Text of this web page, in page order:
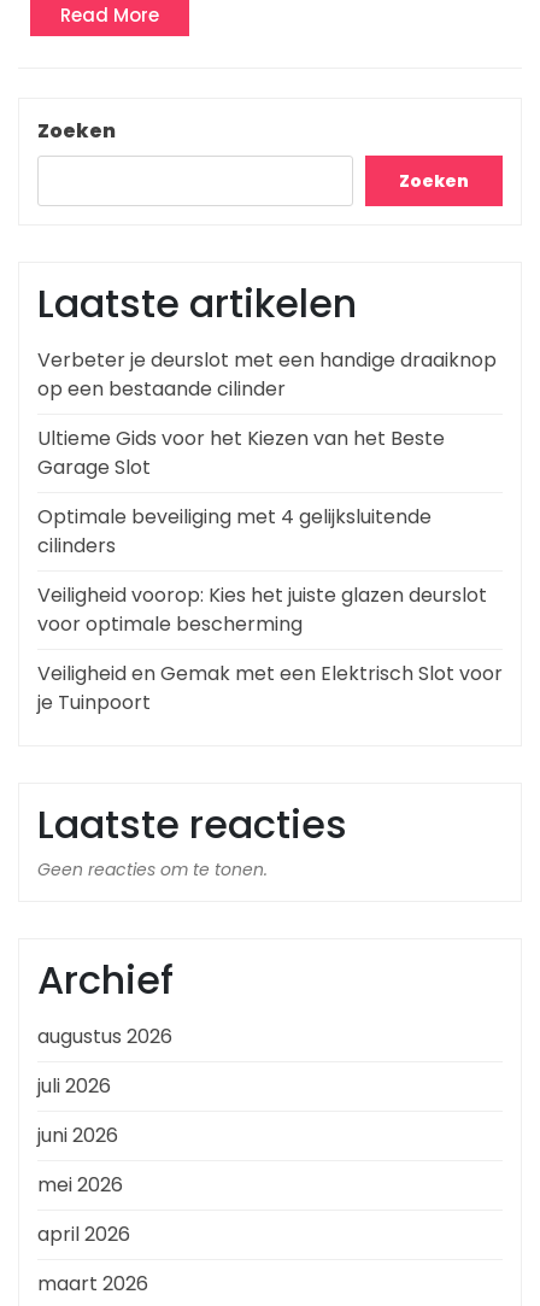
Read MoreRead
More
Zoeken
Zoeken
Laatste artikelen
Verbeter je deurslot met een handige draaiknop
op een bestaande cilinder
Ultieme Gids voor het Kiezen van het Beste
Garage Slot
Optimale beveiliging met 4 gelijksluitende
cilinders
Veiligheid voorop: Kies het juiste glazen deurslot
voor optimale bescherming
Veiligheid en Gemak met een Elektrisch Slot voor
je Tuinpoort
Laatste reacties
Geen reacties om te tonen.
Archief
augustus 2026
juli 2026
juni 2026
mei 2026
april 2026
maart 2026